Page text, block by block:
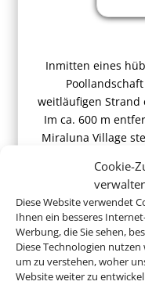
Cookie-
Diese Website verwendet
Ihnen ein besseres
Werbung, die Sie sehen,
Diese Technologien
um zu verstehen, woher
Website weiter zu
Inmitten eines
weitläufigen Strand
Im ca. 600 m
Miraluna Village